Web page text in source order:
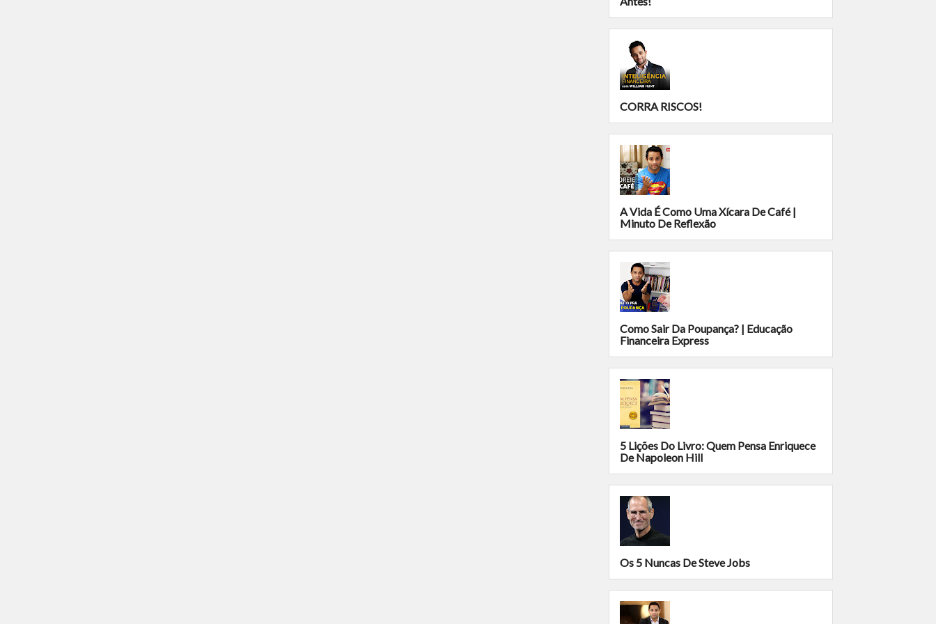
CORRA RISCOS!
A Vida É Como Uma Xícara De Café |
Minuto De Reflexão
Como Sair Da Poupança? | Educação
Financeira Express
5 Lições Do Livro: Quem Pensa Enriquece
De Napoleon Hill
Os 5 Nuncas De Steve Jobs